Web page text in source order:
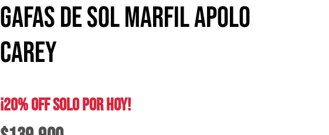
GAFAS DE SOL MARFIL APOLO
CAREY
¡20% OFF SOLO POR HOY!